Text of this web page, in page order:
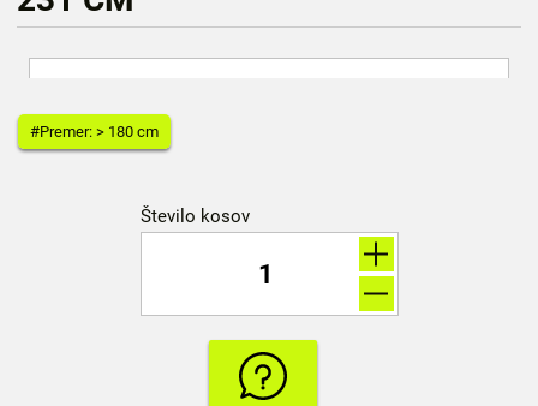
#Premer: > 180 cm
Število kosov